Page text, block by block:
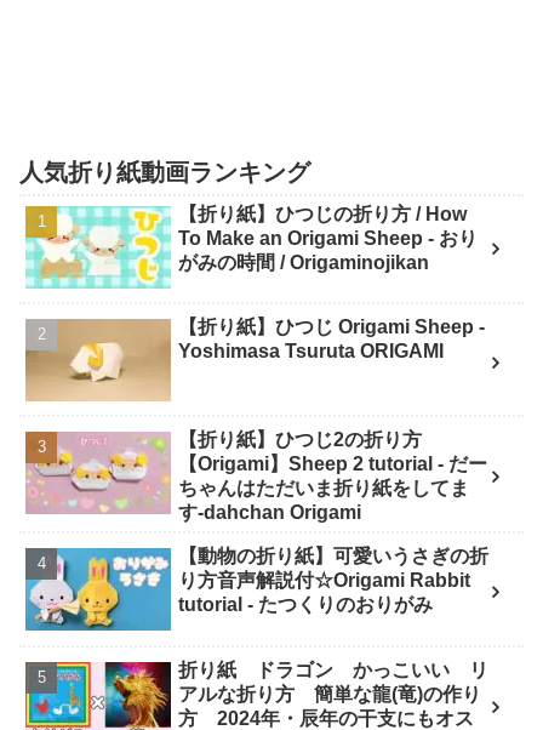
人気折り紙動画ランキング
【折り紙】ひつじの折り方 / How
To Make an Origami Sheep - おり
がみの時間 / Origaminojikan
【折り紙】ひつじ Origami Sheep -
Yoshimasa Tsuruta ORIGAMI
【折り紙】ひつじ2の折り方
【Origami】Sheep 2 tutorial - だー
ちゃんはただいま折り紙をしてま
す-dahchan Origami
【動物の折り紙】可愛いうさぎの折
り方音声解説付☆Origami Rabbit
tutorial - たつくりのおりがみ
折り紙 ドラゴン かっこいい リ
アルな折り方 簡単な龍(竜)の作り
方 2024年・辰年の干支にもオス